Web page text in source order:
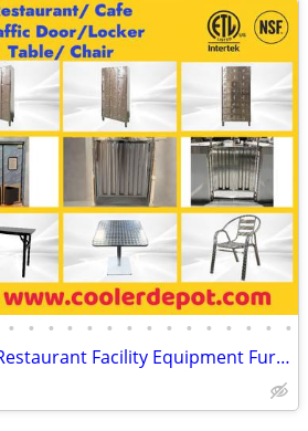
• • • • • • • • • • • • • • •
Traffic Door Locker Restaurant Facility Equipment Furniture